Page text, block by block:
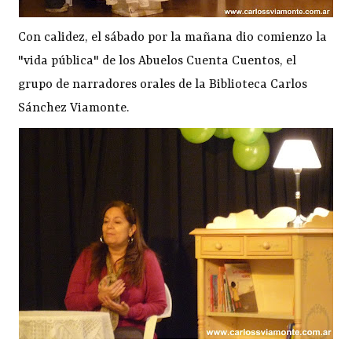
Con calidez, el sábado por la mañana dio comienzo la
"vida pública" de los Abuelos Cuenta Cuentos, el
grupo de narradores orales de la Biblioteca Carlos
Sánchez Viamonte.